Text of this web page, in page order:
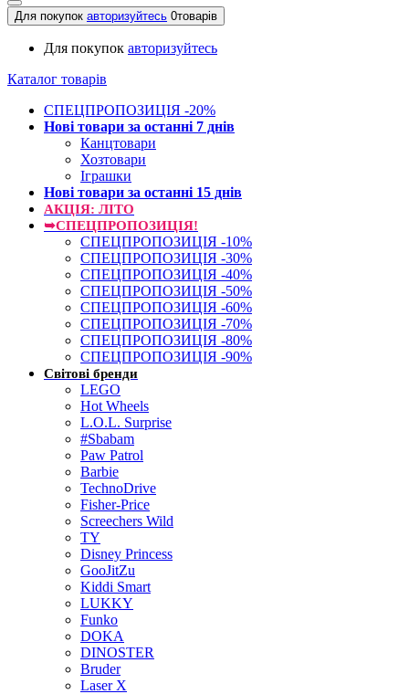
Для покупок авторизуйтесь 0товарів
Для покупок авторизуйтесь
Каталог товарів
СПЕЦПРОПОЗИЦІЯ -20%
Нові товари за останнi 7 днiв
Канцтовари
Хозтовари
Іграшки
Нові товари за останнi 15 днiв
АКЦІЯ: ЛІТО
➥СПЕЦПРОПОЗИЦІЯ!
СПЕЦПРОПОЗИЦІЯ -10%
СПЕЦПРОПОЗИЦІЯ -30%
СПЕЦПРОПОЗИЦІЯ -40%
СПЕЦПРОПОЗИЦІЯ -50%
СПЕЦПРОПОЗИЦІЯ -60%
СПЕЦПРОПОЗИЦІЯ -70%
СПЕЦПРОПОЗИЦІЯ -80%
СПЕЦПРОПОЗИЦІЯ -90%
Світові бренди
LEGO
Hot Wheels
L.O.L. Surprise
#Sbabam
Paw Patrol
Barbie
TechnoDrive
Fisher-Price
Screechers Wild
TY
Disney Princess
GooJitZu
Kiddi Smart
LUKKY
Funko
DOKA
DINOSTER
Bruder
Laser X